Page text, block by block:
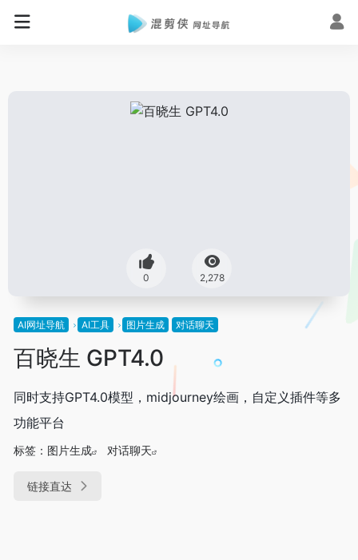
0 2,278
AI网址导航 AI工具 图片生成 对话聊天
百晓生 GPT4.0
同时支持GPT4.0模型，midjourney绘画，自定义插件等多
功能平台
标签： 图片生成 对话聊天
链接直达